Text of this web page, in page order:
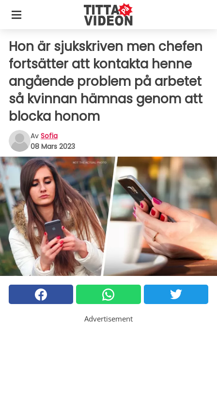
Hon är sjukskriven men chefen
fortsätter att kontakta henne
angående problem på arbetet
så kvinnan hämnas genom att
blocka honom
Av Sofia
08 Mars 2023
Advertisement